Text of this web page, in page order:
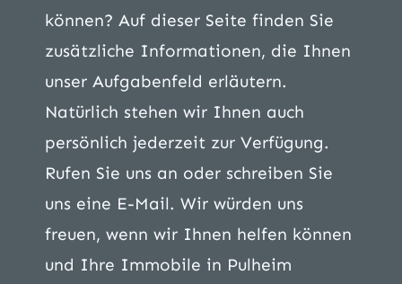
können? Auf dieser Seite finden Sie
zusätzliche Informationen, die Ihnen
unser Aufgabenfeld erläutern.
Natürlich stehen wir Ihnen auch
persönlich jederzeit zur Verfügung.
Rufen Sie uns an oder schreiben Sie
uns eine E-Mail. Wir würden uns
freuen, wenn wir Ihnen helfen können
und Ihre Immobile in Pulheim